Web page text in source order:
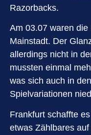
Razorbacks.
Am 03.07 waren
Mainstadt. Der
allerdings nicht in
mussten einmal
was sich auch in
Spielvariationen
Frankfurt schaffte
etwas Zählbares